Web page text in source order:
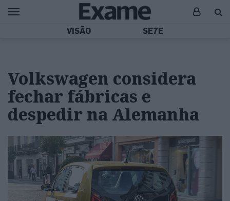
VISÃO SE7E
Volkswagen considera
fechar fábricas e
despedir na Alemanha